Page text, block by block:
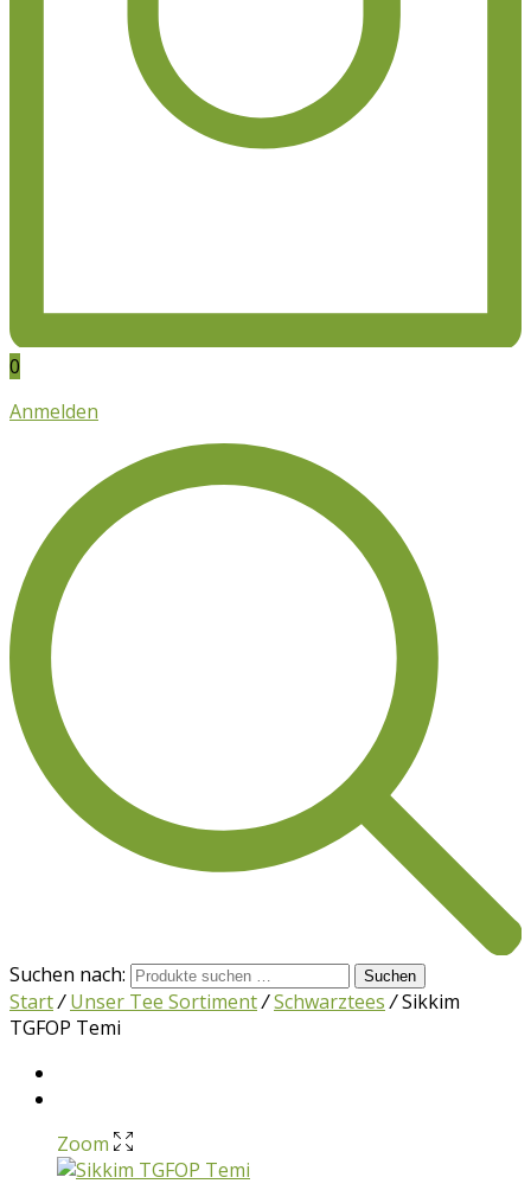
0
Anmelden
Suchen nach: Suchen
Start/ Unser Tee Sortiment/Schwarztees /Sikkim
TGFOP Temi
Zoom